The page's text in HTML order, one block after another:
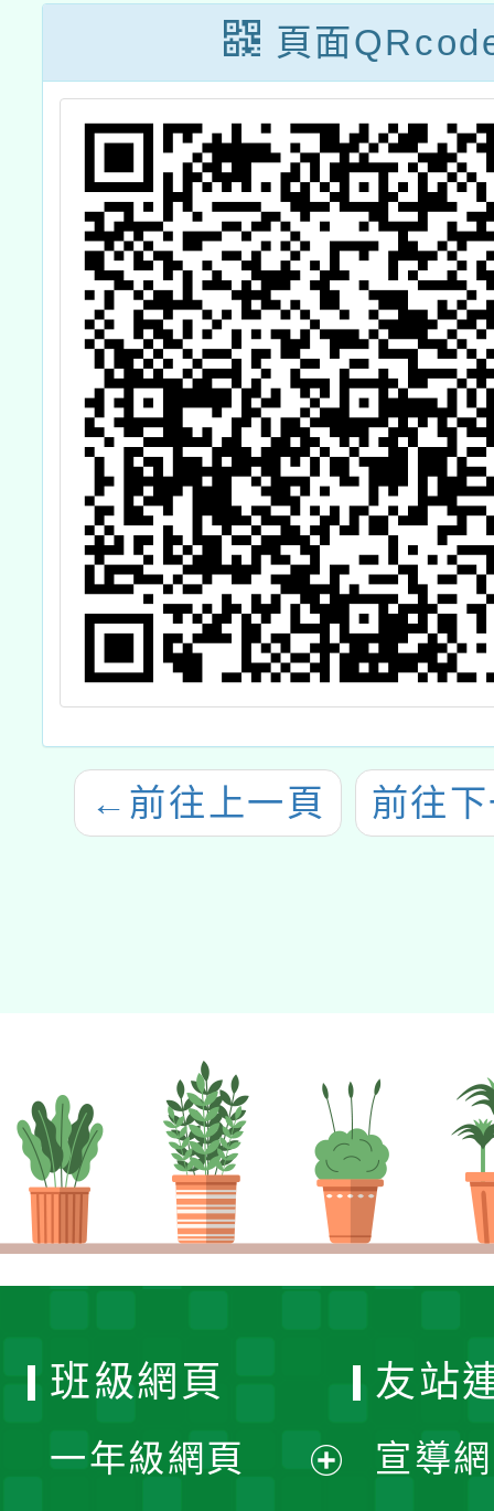
接種率.鼓勵接種
頁面
← 前往上一頁 前往
班級網頁
一年級網頁
友站
宣導